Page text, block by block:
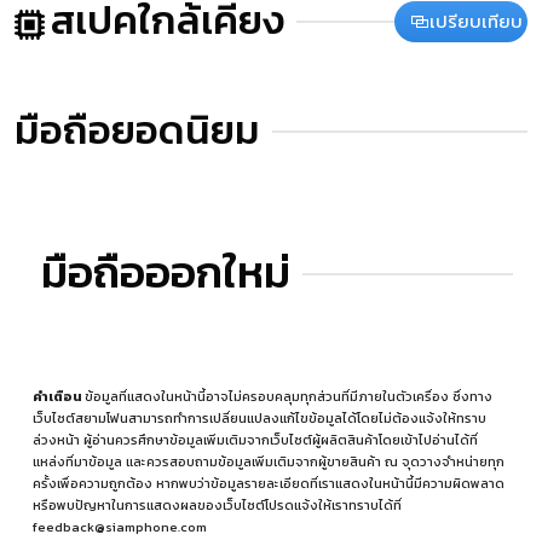
สเปคใกล้เคียง เปรียบเทียบ
มือถือยอดนิยม
มือถือออกใหม่
คำเตือนข้อมูลที่แสดงในหน้านี้อาจไม่ครอบคลุมทุกส่วนที่มีภายในตัวเครื่อง ซึ่งทาง
เว็บไซต์สยามโฟนสามารถทำการเปลี่ยนแปลงแก้ไขข้อมูลได้โดยไม่ต้องแจ้งให้ทราบ
ล่วงหน้า ผู้อ่านควรศึกษาข้อมูลเพิ่มเติมจากเว็บไซต์ผู้ผลิตสินค้าโดยเข้าไปอ่านได้ที่
แหล่งที่มาข้อมูล และควรสอบถามข้อมูลเพิ่มเติมจากผู้ขายสินค้า ณ จุดวางจำหน่ายทุก
ครั้งเพื่อความถูกต้อง หากพบว่าข้อมูลรายละเอียดที่เราแสดงในหน้านี้มีความผิดพลาด
หรือพบปัญหาในการแสดงผลของเว็บไซต์โปรดแจ้งให้เราทราบได้ที่
feedback@siamphone.com